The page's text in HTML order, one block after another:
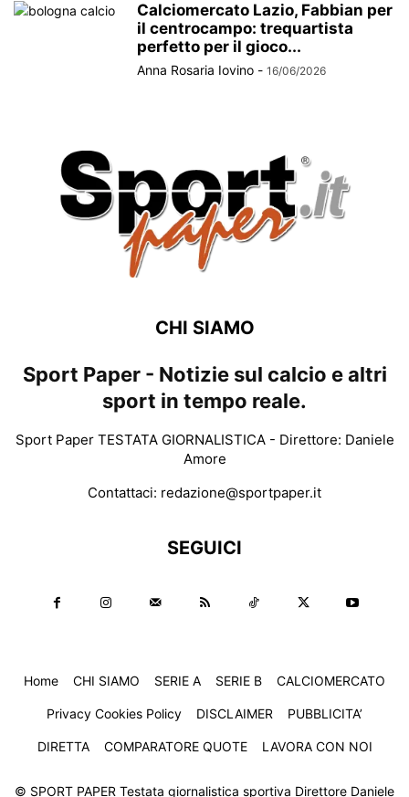
Calciomercato Lazio, Fabbian per
il centrocampo: trequartista
perfetto per il gioco...
Anna Rosaria Iovino - 16/06/2026
CHI SIAMO
Sport Paper - Notizie sul calcio e altri
sport in tempo reale.
Sport Paper TESTATA GIORNALISTICA - Direttore: Daniele
Amore
Contattaci: redazione@sportpaper.it
SEGUICI
Home CHI SIAMO SERIE A SERIE B CALCIOMERCATO
Privacy Cookies Policy DISCLAIMER PUBBLICITA’
DIRETTA COMPARATORE QUOTE LAVORA CON NOI
© SPORT PAPER Testata giornalistica sportiva Direttore Daniele